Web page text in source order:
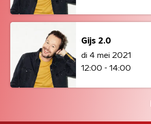
Gijs 2.0
di 4 mei 2021
12:00 - 14:00